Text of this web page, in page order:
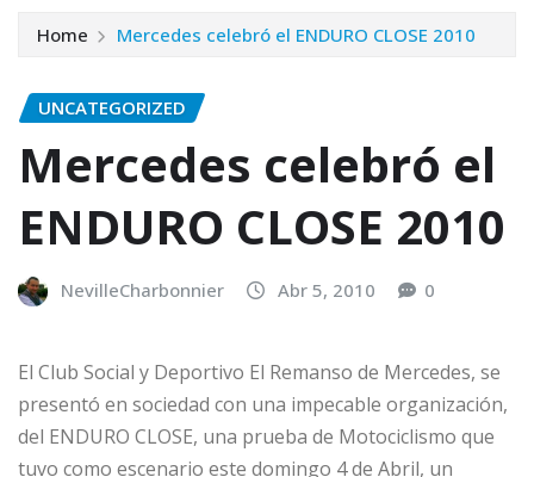
Home Mercedes celebró el ENDURO CLOSE 2010
UNCATEGORIZED
Mercedes celebró el
ENDURO CLOSE 2010
NevilleCharbonnier Abr 5, 2010 0
El Club Social y Deportivo El Remanso de Mercedes, se
presentó en sociedad con una impecable organización,
del ENDURO CLOSE, una prueba de Motociclismo que
tuvo como escenario este domingo 4 de Abril, un